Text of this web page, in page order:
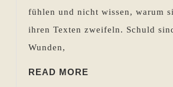
fühlen und nicht wissen, warum
ihren Texten zweifeln. Schuld
Wunden,
READ MORE